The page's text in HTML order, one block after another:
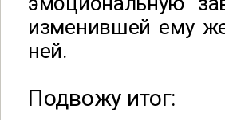
изменившей ему
ней.
Подвожу итог: